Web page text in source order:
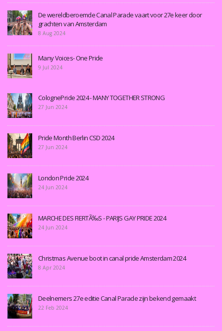
De wereldberoemde Canal Parade vaart voor 27e keer door
grachten van Amsterdam
8 Aug 2024
Many Voices- One Pride
9 Jul 2024
ColognePride 2024 - MANY TOGETHER STRONG
27 Jun 2024
Pride Month Berlin CSD 2024
27 Jun 2024
London Pride 2024
24 Jun 2024
MARCHE DES FIERTÃ‰S - PARIJS GAY PRIDE 2024
24 Jun 2024
Christmas Avenue boot in canal pride Amsterdam 2024
8 Apr 2024
Deelnemers 27e editie Canal Parade zijn bekend gemaakt
22 Feb 2024